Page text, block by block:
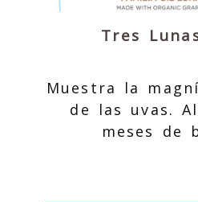
Tres
Muestra la
de las uvas.
meses de